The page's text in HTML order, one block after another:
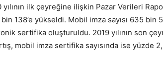
yılının ilk çeyreğine ilişkin Pazar Verileri
138’e yükseldi. Mobil imza sayısı 635 bin
sertifika oluşturuldu. 2019 yılının son
mobil imza sertifika sayısında ise yüzde